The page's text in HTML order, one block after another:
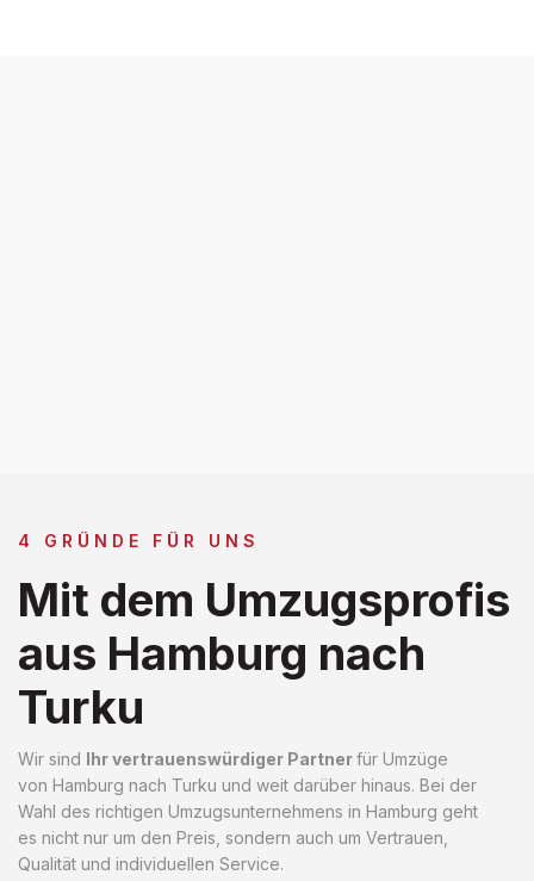
4 GRÜNDE FÜR UNS
Mit dem Umzugsprofis
aus Hamburg nach
Turku
Wir sind Ihr vertrauenswürdiger Partnerfür Umzüge
von Hamburg nach Turku und weit darüber hinaus. Bei der
Wahl des richtigen Umzugsunternehmens in Hamburg geht
es nicht nur um den Preis, sondern auch um Vertrauen,
Qualität und individuellen Service.